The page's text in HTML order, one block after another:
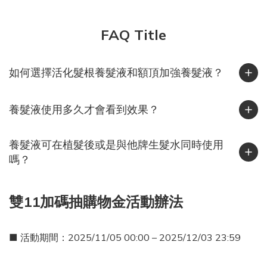
些電荷無法散去，就會停留在頭髮上，讓髮絲之間互相排斥、炸
靜電！台灣給人的印象是「濕答答」，但其實在 11 月到隔年 2 月
間，東北季風帶來冷空氣與乾燥氣流，加上許多人開除濕機或冷氣
間。北部常見「外濕內乾」、中部早晚溫差大、南部風大又乾燥，
很傷髮質靜電不只是造型問題，也反映出髮絲的乾燥狀態。研究指
出，靜電會增加髮絲摩擦力與梳理力，使頭髮更容易斷裂、角質層
實用抗靜電 5 招，從旅程到日常都適用1. 保濕是第一步乾燥的頭髮
免沖護髮乳，讓髮絲維持潤澤。2. 換一支梳子塑膠梳最容易蓄電，
木梳或金屬梳則能導電釋放靜電。出國時可攜帶小型木梳或抗靜電
FAQ Title
如何選擇活化髮根養髮液和額頂加強養髮液？
養髮液使用多久才會看到效果？
養髮液可在植髮後或是與他牌生髮水同時使用
嗎？
雙11加碼抽購物金活動辦法
■ 活動期間：2025/11/05 00:00 – 2025/12/03 23:59